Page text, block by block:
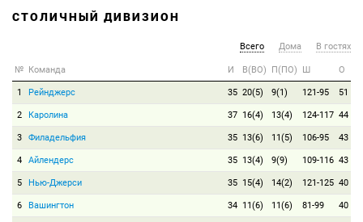
СТОЛИЧНЫЙ ДИВИЗИОН
Всего Дома В гостях
№ Команда И В(ВО) П(ПО) Ш О
1 Рейнджерс 35 20(5) 9(1) 121-95 51
2 Каролина 37 16(4) 13(4) 124-117 44
3 Филадельфия 35 13(6) 11(5) 106-95 43
4 Айлендерс 35 13(4) 9(9) 109-116 43
5 Нью-Джерси 35 15(4) 14(2) 121-125 40
6 Вашингтон 34 11(6) 11(6) 81-99 40